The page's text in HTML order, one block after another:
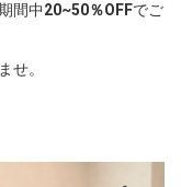
間中20~50％OFFでご
せ。